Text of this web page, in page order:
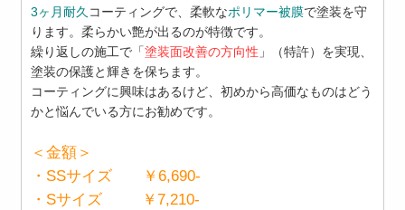
3ヶ月耐久 コーティングで、柔軟なポリマー被膜で塗装を守
ります。柔らかい艶が出るのが特徴です。
繰り返しの施工で「塗装面改善の方向性 」（特許）を実現、
塗装の保護と輝きを保ちます。
コーティングに興味はあるけど、初めから高価なものはどう
かと悩んでいる方にお勧めです。
＜金額＞
・SSサイズ ￥6,690-
・Sサイズ ￥7,210-